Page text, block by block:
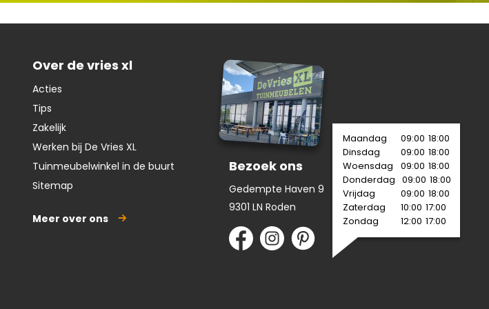
Over de vries xl
Acties
Tips
Zakelijk
Werken bij De Vries XL
Tuinmeubelwinkel in de buurt
Sitemap
Meer over ons
Bezoek ons
Gedempte Haven 9
9301 LN Roden
Maandag 09:00 18:00
Dinsdag
09:00 18:00
Woensdag
09:00 18:00
Donderdag 09:00 18:00
Vrijdag
09:00 18:00
Zaterdag
10:00 17:00
Zondag
12:00 17:00